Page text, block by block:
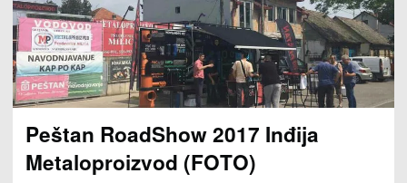
Peštan RoadShow 2017 Inđija
Metaloproizvod (FOTO)